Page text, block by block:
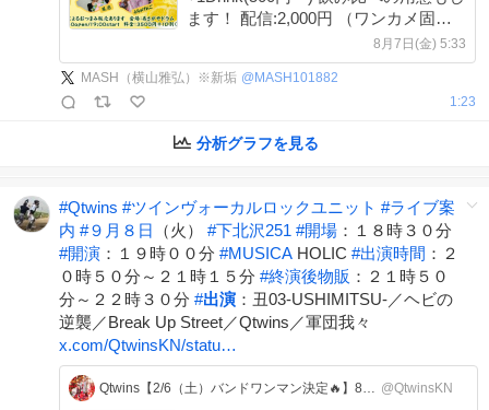
ます！ 配信:2,000円 （ワンカメ固定
8月7日(金) 5:33
MASH（横山雅弘）※新垢 @ MASH101882
1:23
分析グラフを見る
#Qtwins #ツインヴォーカルロックユニット #ライブ案
内 #９月８日 （火） #下北沢251 #開場 ：１８時３０分
#開演 ：１９時００分 #MUSICA HOLIC #出演時間 ：２
０時５０分～２１時１５分 #終演後物販 ：２１時５０
分～２２時３０分 #出演 ：丑03-USHIMITSU-／ヘビの
逆襲／Break Up Street／Qtwins／軍団我々
x.com/QtwinsKN/statu…
Qtwins【2/6（土）バンドワンマン決定🔥】8/5.11.19.21.29.31 @QtwinsKN